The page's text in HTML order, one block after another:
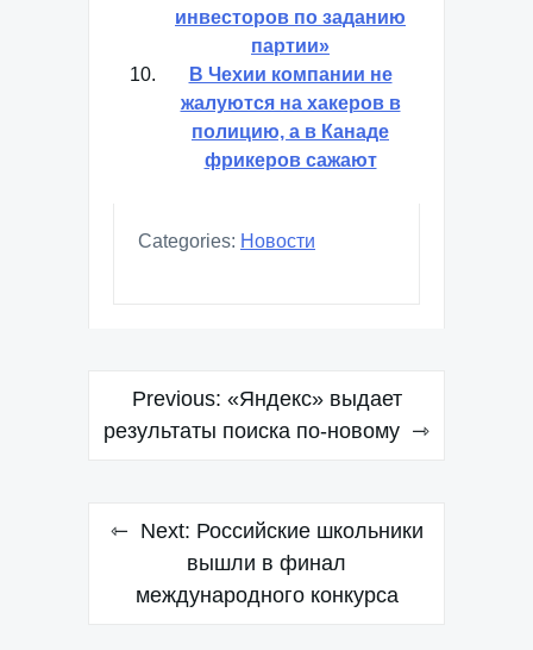
инвесторов по заданию
партии»
В Чехии компании не
жалуются на хакеров в
полицию, а в Канаде
фрикеров сажают
Categories: Новости
Навигация
по
Previous: «Яндекс» выдает
результаты поиска по-новому
Next: Российские школьники
вышли в финал
международного конкурса